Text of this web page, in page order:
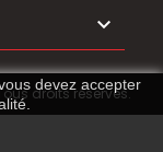

devez accepter
droits réservés.